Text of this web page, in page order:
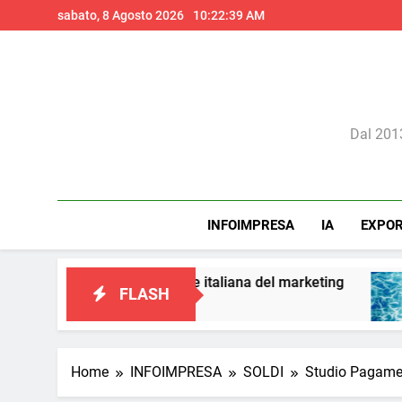
to
sabato, 8 Agosto 2026 10:22:41 AM
Il
Dal
INFOIMPRESA IA
FLASH
italiana del marketing Perché
1 Giorno Ago
Home INFOIMPRESA SOLDI Studio